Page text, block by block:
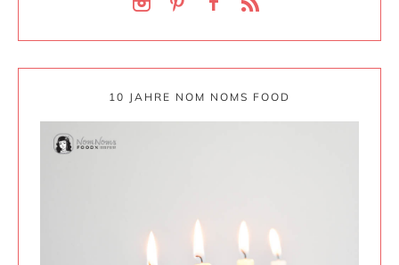
10 JAHRE NOM NOMS FOOD